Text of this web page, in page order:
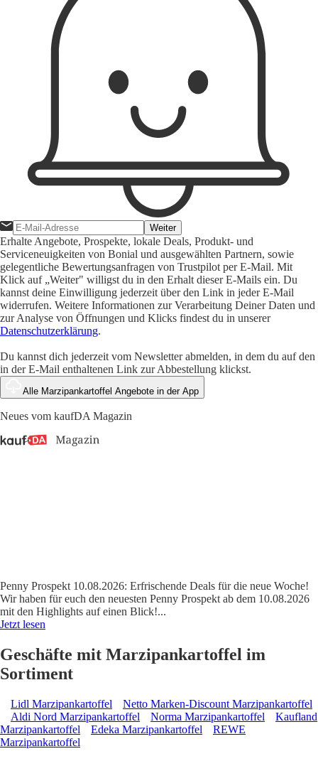
Weiter
Erhalte Angebote, Prospekte, lokale Deals, Produkt- und
Serviceneuigkeiten von Bonial und ausgewählten Partnern, sowie
gelegentliche Bewertungsanfragen von Trustpilot per E-Mail. Mit
Klick auf „Weiter" willigst du in den Erhalt dieser E-Mails ein. Du
kannst deine Einwilligung jederzeit über den Link in jeder E-Mail
widerrufen. Weitere Informationen zur Verarbeitung Deiner Daten und
zur Analyse von Öffnungen und Klicks findest du in unserer
Datenschutzerklärung.
Du kannst dich jederzeit vom Newsletter abmelden, in dem du auf den
in der E-Mail enthaltenen Link zur Abbestellung klickst.
Alle Marzipankartoffel Angebote in der App
Neues vom kaufDA Magazin
Penny Prospekt 10.08.2026: Erfrischende Deals für die neue Woche!
Wir haben für euch den neuesten Penny Prospekt ab dem 10.08.2026
mit den Highlights auf einen Blick!...
Jetzt lesen
Geschäfte mit Marzipankartoffel im
Sortiment
Lidl Marzipankartoffel
Netto Marken-Discount Marzipankartoffel
Aldi Nord Marzipankartoffel
Norma Marzipankartoffel
Kaufland
Marzipankartoffel
Edeka Marzipankartoffel
REWE
Marzipankartoffel